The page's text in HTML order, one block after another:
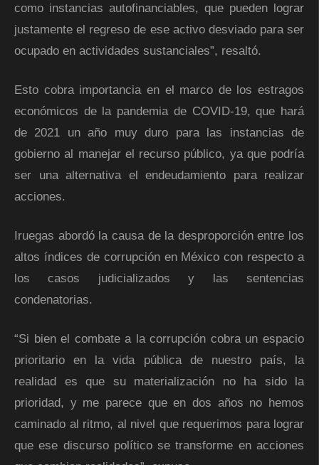
como instancias autofinanciables, que pueden lograr
justamente el regreso de ese activo desviado para ser
ocupado en actividades sustanciales”, resaltó.
Esto cobra importancia en el marco de los estragos
económicos de la pandemia de COVID-19, que hará
de 2021 un año muy duro para las instancias de
gobierno al manejar el recurso público, ya que podría
ser una alternativa el endeudamiento para realizar
acciones.
Iruegas abordó la causa de la desproporción entre los
altos índices de corrupción en México con respecto a
los casos judicializados y las sentencias
condenatorias.
“Si bien el combate a la corrupción cobra un espacio
prioritario en la vida pública de nuestro país, la
realidad es que su materialización no ha sido la
prioridad, y me parece que en dos años no hemos
caminado al ritmo, al nivel que requerimos para lograr
que ese discurso político se transforme en acciones